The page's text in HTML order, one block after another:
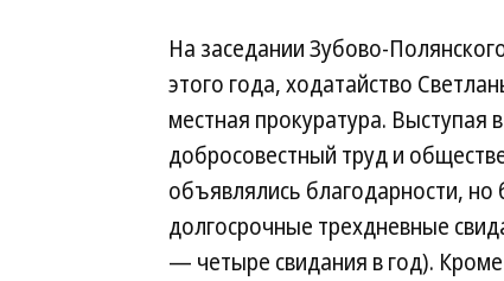
На заседании Зубово-
этого года, ходатайство
местная прокуратура. Выступая
добросовестный труд и
объявлялись благодарности,
долгосрочные трехдневные
— четыре свидания в год).